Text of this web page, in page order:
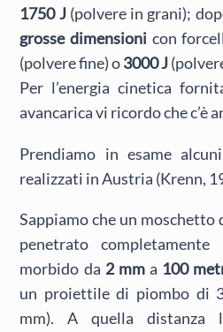
1750 J(polvere in grani);
grosse dimensioni con
(polvere fine) o3000 J
Per l’energia cinetica
avancarica vi ricordo che c’è
Prendiamo in esame
realizzati in Austria (Krenn,
Sappiamo che un moschetto
penetrato
morbido da 2 mma 100
un proiettile di piombo di
mm). A quella distanza